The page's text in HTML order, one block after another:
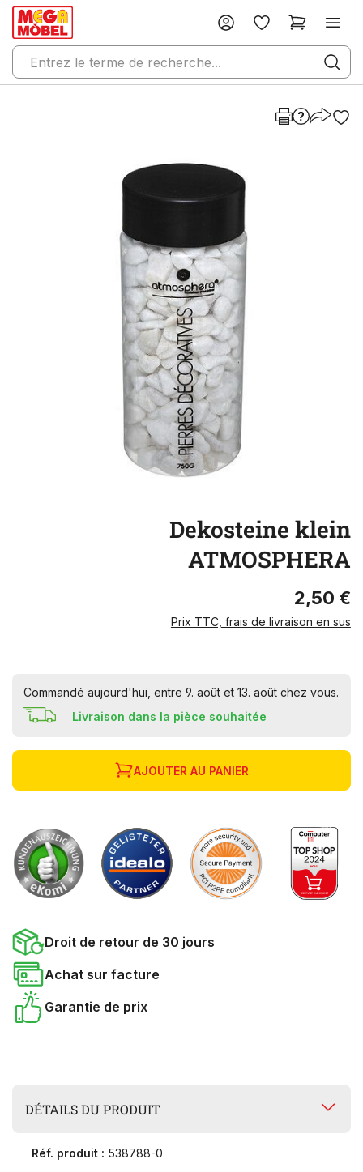
Dekosteine klein
ATMOSPHERA
2,50 €
Prix TTC, frais de livraison en sus
Commandé aujourd'hui, entre 9. août et 13. août chez vous.
Livraison dans la pièce souhaitée
AJOUTER AU PANIER
Droit de retour de 30 jours
Achat sur facture
Garantie de prix
DÉTAILS DU PRODUIT
Réf. produit : 538788-0